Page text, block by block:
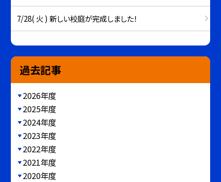
7/28( 火 ) 新しい校庭が完成しました！
過去記事
2026年度
2025年度
2024年度
2023年度
2022年度
2021年度
2020年度